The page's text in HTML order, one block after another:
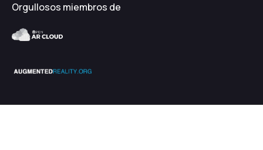
Orgullosos miembros de